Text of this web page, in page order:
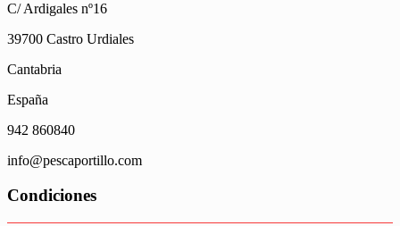
C/ Ardigales nº16
39700 Castro Urdiales
Cantabria
España
942 860840
info@pescaportillo.com
Condiciones